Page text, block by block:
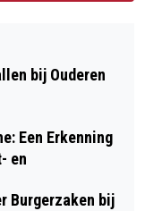
bij Ouderen
Een Erkenning
en
Burgerzaken bij